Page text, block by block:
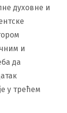
духовне и
и
да
у трећем